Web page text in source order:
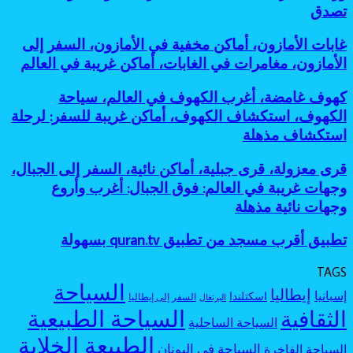
للمغامرين
معروفة:
جزر
مخفية
كأنها
الخريطة
أساطير
الغابات،
أماكن
مرعبة
للسفر،
غامضة
ملونة،
طبيعية
عجيبة،
بحيرة
وردية،
بحيرات
غامضة:
أجمل
ملونة
بألوان
لا
تصدق
تصدق
غابات
الأمازون،
أماكن
في
الأمازون،
السفر
إلى
الأمازون،
مغامرات
في
الغابات،
غريبة
في
العالم
غابات الأمازون، أماكن مخفية في الأمازون، السفر إلى
الأمازون، مغامرات في الغابات، أماكن غريبة في العالم
كهوف
غامضة،
أغرب
الكهوف
العالم،
سياحة
الكهوف،
استكشاف
أماكن
للسفر:
لرحلة
استكشاف
مذهلة
كهوف غامضة، أغرب الكهوف في العالم، سياحة
الكهوف، استكشاف الكهوف، أماكن غريبة للسفر: لرحلة
استكشاف مذهلة
قرى
معزولة،
قرى
جبلية،
نائية،
إلى
وجهات
غريبة
في
العالم:
قرى معزولة، قرى جبلية، أماكن نائية، السفر إلى الجبال،
وجهات غريبة في العالم: فوق الجبال: أغرب وأروع
وجهات نائية مذهلة
تطبيق
مسجد
تطبيق
quran.tv
بسهولة
تطبيق أقرب مسجد من تطبيق quran.tv بسهولة
TAGS
إسبانيا إيطاليا اسكتلندا البرتغال السفر إلى إيطاليا
السياحة
الثقافية
السياحة الساحلية السياحة الطبيعية
السياحة الفاخرة السياحة في اليونان الطبيعة الخلابة